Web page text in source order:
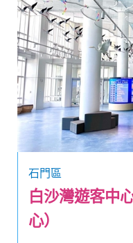
石門區
白沙灣遊客中
心）